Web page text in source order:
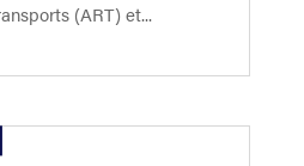
(ART) et...